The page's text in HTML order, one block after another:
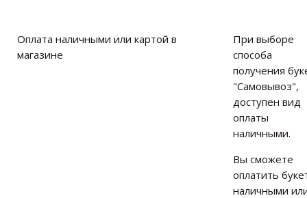
Оплата наличными или картой в
магазине
При выборе
способа
получения
"Самовывоз",
доступен вид
оплаты
наличными.
Вы сможете
оплатить
наличными